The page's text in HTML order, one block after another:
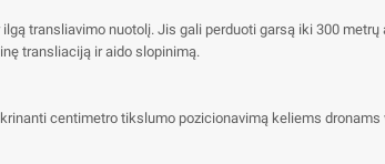
transliavimo nuotolį. Jis gali perduoti garsą iki 300
transliaciją ir aido slopinimą.
centimetro tikslumo pozicionavimą keliems